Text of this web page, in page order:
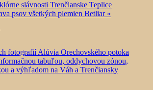
slávnosti Trenčianske Teplice
psov všetkých plemien Betliar »